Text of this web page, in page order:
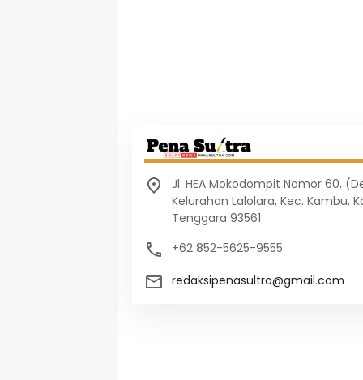
Jl. HEA Mokodompit Nomor 60,
Kelurahan Lalolara, Kec. Kambu,
Tenggara 93561
+62 852-5625-9555
redaksipenasultra@gmail.com